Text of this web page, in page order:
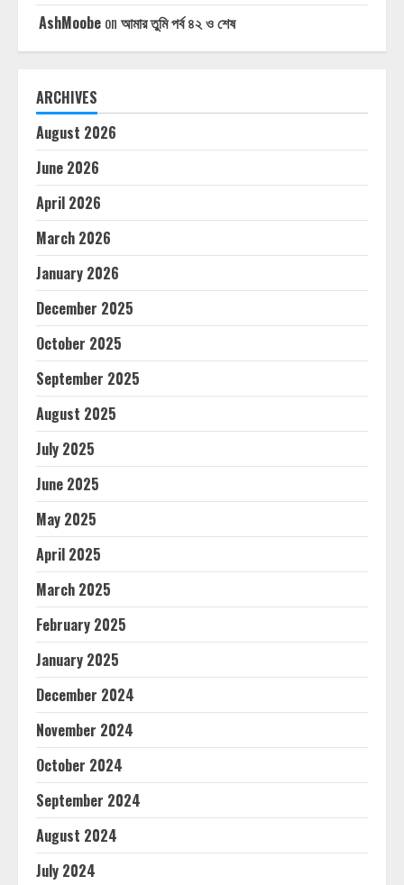
AshMoobe on আমার তুমি পর্ব ৪২ ও শেষ
ARCHIVES
August 2026
June 2026
April 2026
March 2026
January 2026
December 2025
October 2025
September 2025
August 2025
July 2025
June 2025
May 2025
April 2025
March 2025
February 2025
January 2025
December 2024
November 2024
October 2024
September 2024
August 2024
July 2024